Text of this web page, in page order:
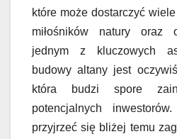
które może dostarczyć
miłośników natury oraz
jednym z kluczowych
budowy altany jest
która budzi spore
potencjalnych
przyjrzeć się bliżej temu